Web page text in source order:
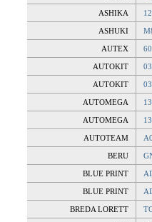
ASHIKA
ASHUKI
AUTEX
AUTOKIT
AUTOKIT
AUTOMEGA
AUTOMEGA
AUTOTEAM
BERU
BLUE PRINT
BLUE PRINT
BREDA LORETT